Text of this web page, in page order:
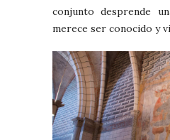
conjunto desprende
merece ser conocido y